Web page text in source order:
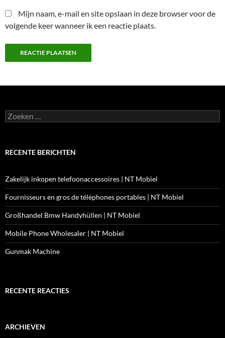
Mijn naam, e-mail en site opslaan in deze browser voor de
volgende keer wanneer ik een reactie plaats.
Zoeken
naar:
RECENTE BERICHTEN
Zakelijk inkopen telefoonaccessoires | NT Mobiel
Fournisseurs en gros de téléphones portables | NT Mobiel
Großhandel Bmw Handyhüllen | NT Mobiel
Mobile Phone Wholesaler | NT Mobiel
Gunmak Machine
RECENTE REACTIES
ARCHIEVEN